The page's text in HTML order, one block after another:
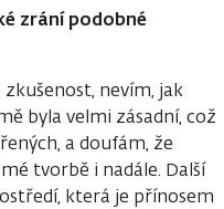
zrání podobné
nevím, jak
byla velmi zásadní, což
a doufám, že
tvorbě i nadále. Další
která je přínosem